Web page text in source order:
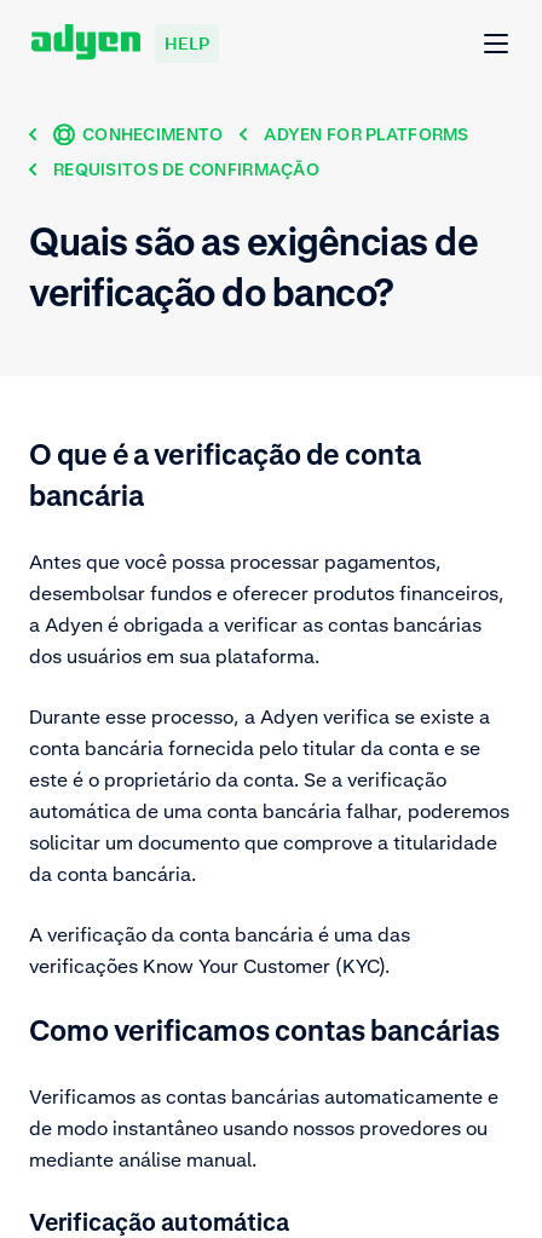
HELP
CONHECIMENTO
ADYEN FOR PLATFORMS
REQUISITOS DE CONFIRMAÇÃO
Quais são as exigências de
verificação do banco?
O que é a verificação de conta
bancária
Antes que você possa processar pagamentos,
desembolsar fundos e oferecer produtos financeiros,
a Adyen é obrigada a verificar as contas bancárias
dos usuários em sua plataforma.
Durante esse processo, a Adyen verifica se existe a
conta bancária fornecida pelo titular da conta e se
este é o proprietário da conta. Se a verificação
automática de uma conta bancária falhar, poderemos
solicitar um documento que comprove a titularidade
da conta bancária.
A verificação da conta bancária é uma das
verificações Know Your Customer (KYC).
Como verificamos contas bancárias
Verificamos as contas bancárias automaticamente e
de modo instantâneo usando nossos provedores ou
mediante análise manual.
Verificação automática